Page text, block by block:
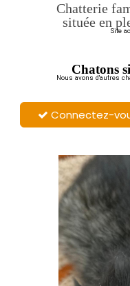
Chatterie
située en
Site
Chatons
Nous avons d'autres
 Connectez-